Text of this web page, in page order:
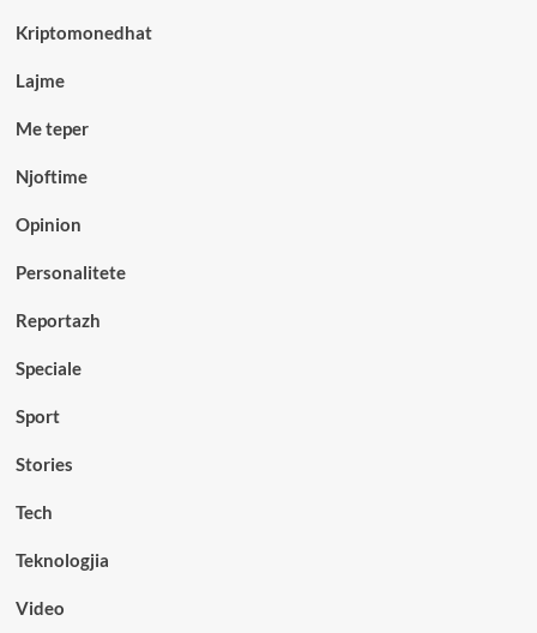
Kriptomonedhat
Lajme
Me teper
Njoftime
Opinion
Personalitete
Reportazh
Speciale
Sport
Stories
Tech
Teknologjia
Video